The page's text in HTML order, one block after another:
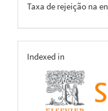
Taxa de rejeição na
indexing
Indexed in